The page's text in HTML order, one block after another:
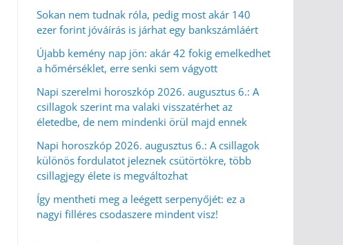
Sokan nem tudnak róla, pedig most akár 140
ezer forint jóváírás is járhat egy bankszámláért
Újabb kemény nap jön: akár 42 fokig emelkedhet
a hőmérséklet, erre senki sem vágyott
Napi szerelmi horoszkóp 2026. augusztus 6.: A
csillagok szerint ma valaki visszatérhet az
életedbe, de nem mindenki örül majd ennek
Napi horoszkóp 2026. augusztus 6.: A csillagok
különös fordulatot jeleznek csütörtökre, több
csillagjegy élete is megváltozhat
Így mentheti meg a leégett serpenyőjét: ez a
nagyi filléres csodaszere mindent visz!